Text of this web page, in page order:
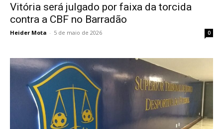
Vitória será julgado por faixa da torcida
contra a CBF no Barradão
Heider Mota - 5 de maio de 2026 0